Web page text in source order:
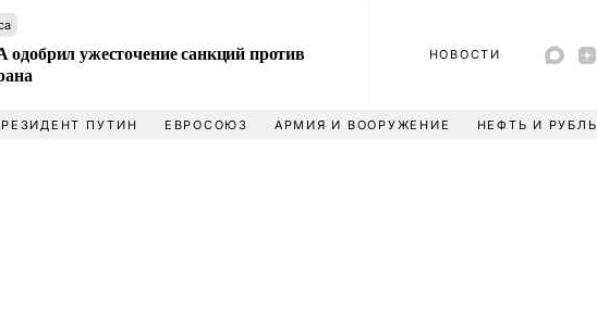
ужесточение санкций против
НОВОСТИ
ПУТИН ЕВРОСОЮЗ АРМИЯ И ВООРУЖЕНИЕ НЕФТЬ И РУБЛЬ